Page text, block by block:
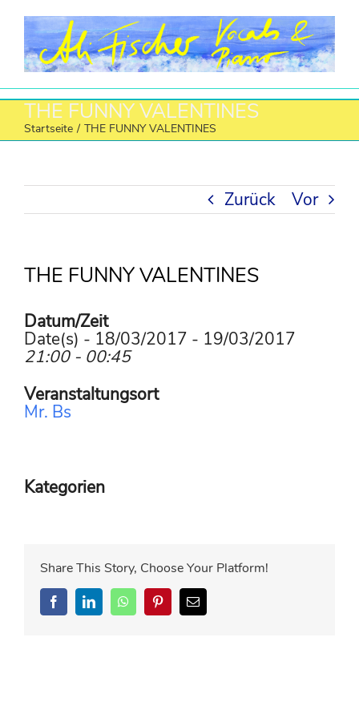
Inhalt
springen
THE FUNNY VALENTINES
Startseite / THE FUNNY VALENTINES
Zurück Vor
THE FUNNY VALENTINES
Datum/Zeit
Date(s) - 18/03/2017 - 19/03/2017
21:00 - 00:45
Veranstaltungsort
Mr. Bs
Kategorien
Share This Story, Choose Your Platform!
FacebookLinkedInWhatsAppPinterestE-
Mail